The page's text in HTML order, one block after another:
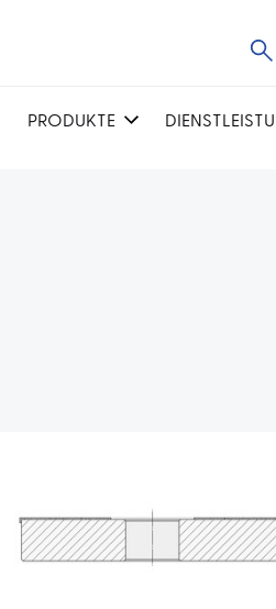
PRODUKTE